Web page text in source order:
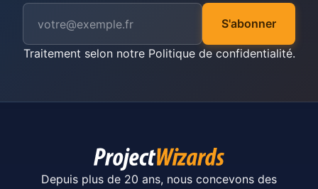
S'abonner
Traitement selon notre Politique de confidentialité.
Depuis plus de 20 ans, nous concevons des